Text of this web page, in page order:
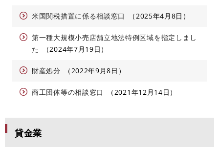
米国関税措置に係る相談窓口 2025年4月8日
第一種大規模小売店舗立地法特例区域を指定しまし
た
2024年7月19日
財産処分 2022年9月8日
商工団体等の相談窓口 2021年12月14日
貸金業